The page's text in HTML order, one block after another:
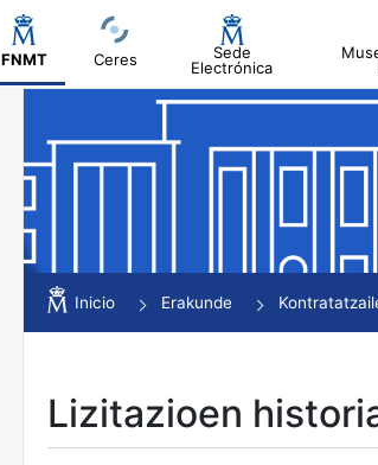
FNMT Ceres
Sede
Electrónica
Erakutsi/Ezkutatu
Erakutsi/Ezkutatu
Inicio Erakunde
Lizitazioen